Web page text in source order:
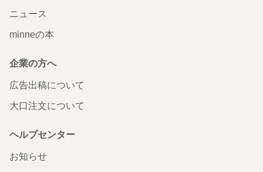
ニュース
minneの本
企業の方へ
広告出稿について
大口注文について
ヘルプセンター
お知らせ